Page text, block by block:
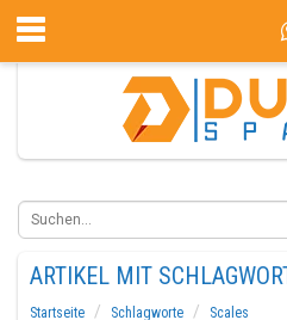
ARTIKEL MIT
Startseite Schlagworte
Scales